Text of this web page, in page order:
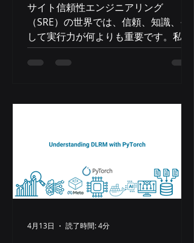
カーネル: 6.8.AWS モデル: Meta-
Llama-3.1
サイト信頼性エンジニアリング
（SRE）の世界では、信頼、知識、そ
して実行力が何よりも重要です。私た
ちのチームが推論システム分野の大手
クライアントの一つにサービスを提供
を、専門知識、コミットメント、そし
ルを凌駕することを証明する機会だと
捉えました。 私たちは比較的小規模な
企業ですが、お客様のニーズに的確に
調査の専門知識 と 業界知識 という独
4月13日 読了時間: 4分